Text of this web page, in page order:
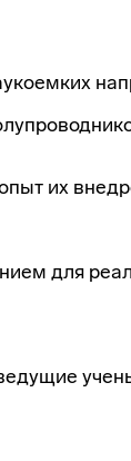
их
для